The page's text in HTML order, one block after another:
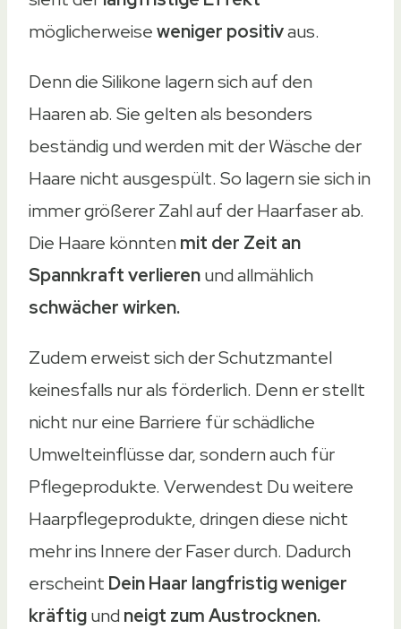
möglicherweiseweniger positivaus.
Denn die Silikone lagern sich auf den
Haaren ab. Sie gelten als besonders
beständig und werden mit der Wäsche der
Haare nicht ausgespült. So lagern sie sich in
immer größerer Zahl auf der Haarfaser ab.
Die Haare könntenmit der Zeit an
Spannkraft verlierenund allmählich
schwächer wirken.
Zudem erweist sich der Schutzmantel
keinesfalls nur als förderlich. Denn er stellt
nicht nur eine Barriere für schädliche
Umwelteinflüsse dar, sondern auch für
Pflegeprodukte. Verwendest Du weitere
Haarpflegeprodukte, dringen diese nicht
mehr ins Innere der Faser durch. Dadurch
erscheint Dein Haar langfristig weniger
kräftigundneigt zum Austrocknen.